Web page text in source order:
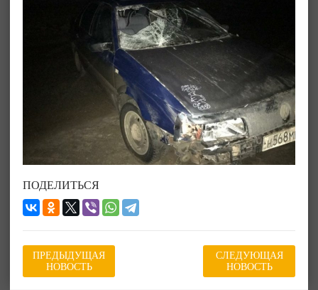
ПОДЕЛИТЬСЯ
ПРЕДЫДУЩАЯ
НОВОСТЬ
СЛЕДУЮЩАЯ
НОВОСТЬ